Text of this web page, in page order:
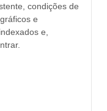
condições de
e
e,